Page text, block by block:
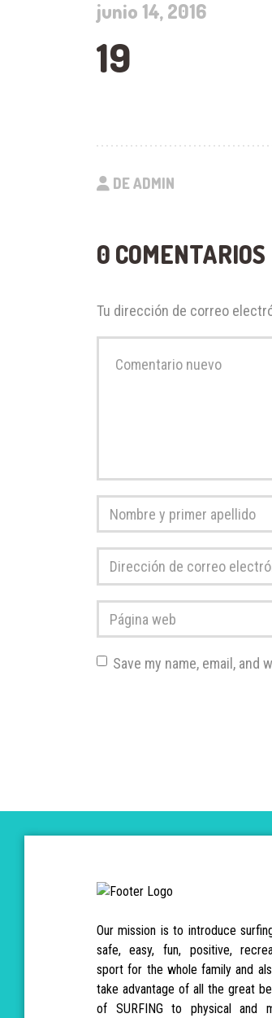
junio 14, 2016
19
DE ADMIN
0 COMENTARIOS
Tu dirección de correo
comentario*
Nombre
y
primer
apellido*
Dirección
de
correo
electrónico*
Página
web
Save my name, email,
Our mission is to introduce
safe, easy, fun, positive,
sport for the whole family and
take advantage of all the great
of SURFING to physical and